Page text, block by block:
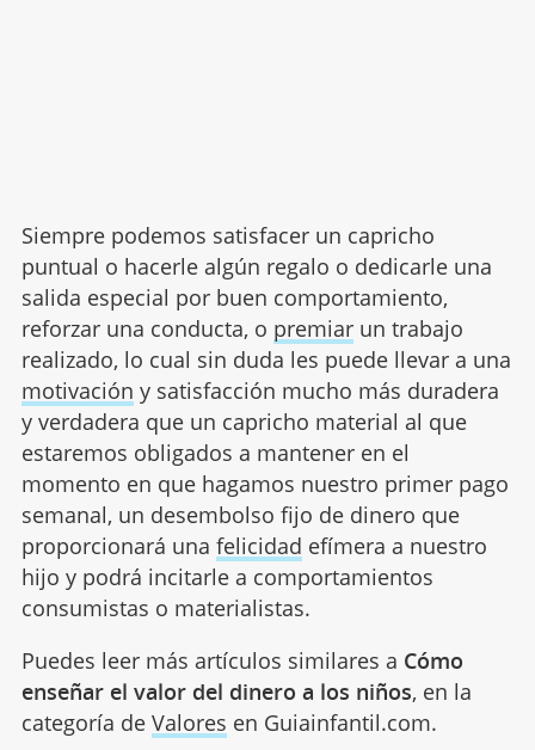
Siempre podemos satisfacer un capricho
puntual o hacerle algún regalo o dedicarle una
salida especial por buen comportamiento,
reforzar una conducta, o premiarun trabajo
realizado, lo cual sin duda les puede llevar a una
motivación y satisfacción mucho más duradera
y verdadera que un capricho material al que
estaremos obligados a mantener en el
momento en que hagamos nuestro primer pago
semanal, un desembolso fijo de dinero que
proporcionará una felicidad efímera a nuestro
hijo y podrá incitarle a comportamientos
consumistas o materialistas.
Puedes leer más artículos similares a Cómo
enseñar el valor del dinero a los niños, en la
categoría de Valores en Guiainfantil.com.